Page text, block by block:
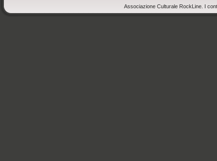
Associazione Culturale RockLine. I